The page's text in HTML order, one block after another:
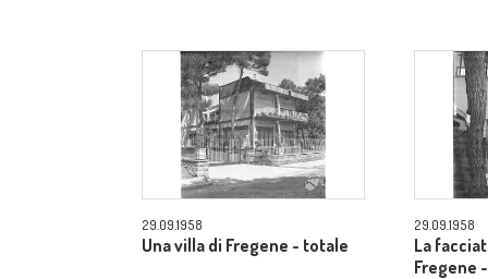
29.09.1958
Una villa di Fregene - totale
29.09.1958
La
Fregene